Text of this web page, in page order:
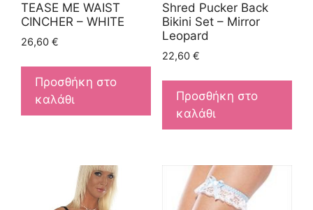
TEASE ME WAIST
CINCHER – WHITE
26,60 €
Προσθήκη στο
καλάθι
Shred Pucker Back
Bikini Set – Mirror
Leopard
22,60 €
Προσθήκη στο
καλάθι